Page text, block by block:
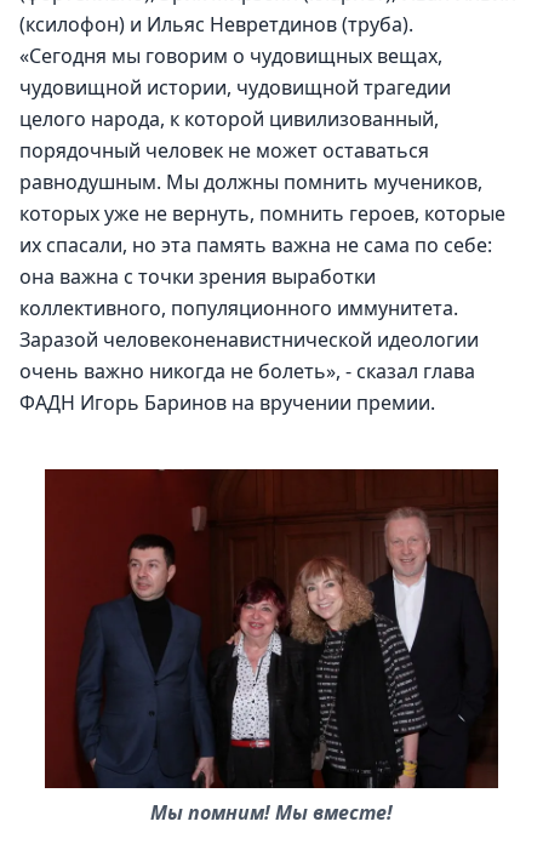
(ксилофон) и Ильяс Невретдинов (труба).
«Сегодня мы говорим о чудовищных вещах,
чудовищной истории, чудовищной трагедии
целого народа, к которой цивилизованный,
порядочный человек не может оставаться
равнодушным. Мы должны помнить мучеников,
которых уже не вернуть, помнить героев, которые
их спасали, но эта память важна не сама по себе:
она важна с точки зрения выработки
коллективного, популяционного иммунитета.
Заразой человеконенавистнической идеологии
очень важно никогда не болеть», - сказал глава
ФАДН Игорь Баринов на вручении премии.
Мы помним! Мы вместе!